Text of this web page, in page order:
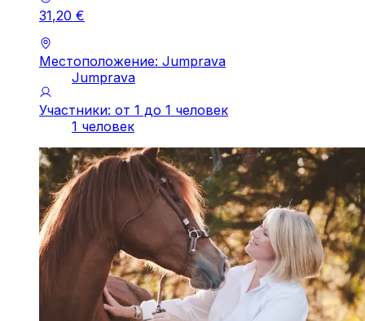
31,20 €
Местоположение: Jumprava
Jumprava
Участники: от 1 до 1 человек
1 человек